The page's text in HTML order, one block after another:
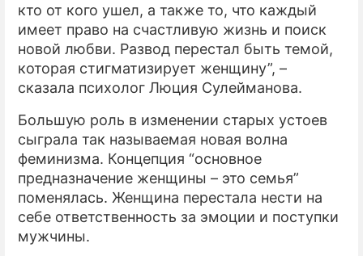
кто от кого ушел, а также то, что каждый
имеет право на счастливую жизнь и поиск
новой любви. Развод перестал быть темой,
которая стигматизирует женщину”, –
сказала психолог Люция Сулейманова.
Большую роль в изменении старых устоев
сыграла так называемая новая волна
феминизма. Концепция “основное
предназначение женщины – это семья”
поменялась. Женщина перестала нести на
себе ответственность за эмоции и поступки
мужчины.